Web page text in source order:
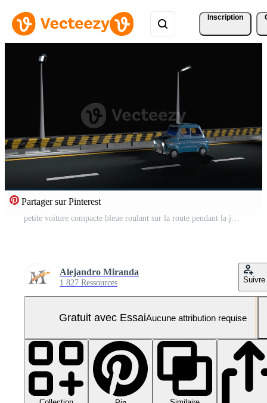
Inscription
Partager sur Pinterest
petite voiture compacte bleue roulant sur la route pendant la journée sur fond blanc, le temps passe et il fait sombre, les phares de la voiture s'allument et il redevient le jour. séquence en boucle. Animation 3D Vidéo Pro
Alejandro Miranda
1 827 Ressources Suivre
Gratuit avec EssaiAucune attribution requise